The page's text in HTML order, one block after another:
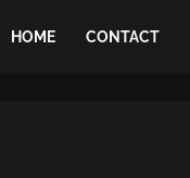
HOME CONTACT